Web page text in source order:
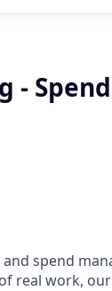
- Spend
spend
real work,